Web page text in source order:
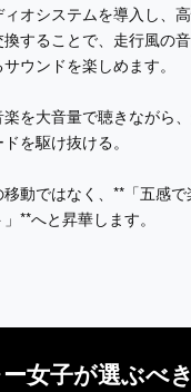
オシステムを導入し、
することで、走行風の
ウンドを楽しめます。
を大音量で聴きながら
を駆け抜ける。
動ではなく、**「五感
**へと昇華します。
女子が選ぶべ